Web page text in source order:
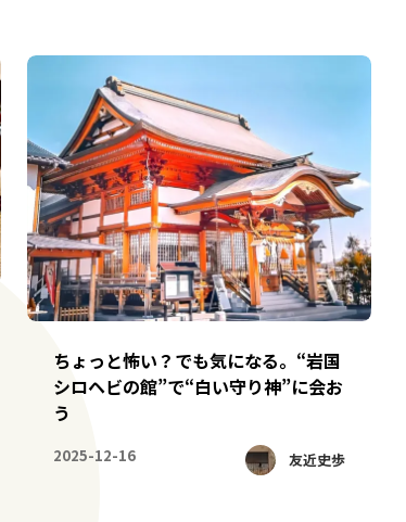
ちょっと怖い？でも気になる。“岩国
シロヘビの館”で“白い守り神”に会お
う
2025-12-16 友近史歩